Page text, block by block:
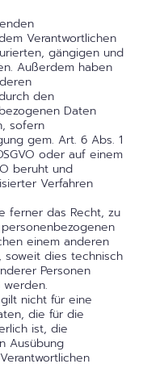
Verantwortlichen
gängigen und
Außerdem haben
den
Daten
sofern
gem. Art. 6 Abs. 1
oder auf einem
beruht und
Verfahren
ferner das Recht, zu
einem anderen
dies technisch
Personen
nicht für eine
die für die
ist, die
Ausübung